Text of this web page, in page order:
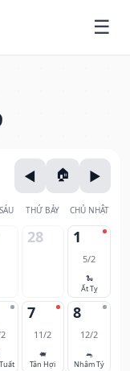
THỨ BẢY CHỦ NHẬT
28 1
5/2
🐍
Ất Tỵ
7
11/2
🐖
Tân Hợi
8
12/2
🐀
Nhâm Tý